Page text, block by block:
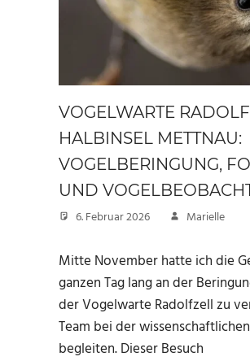
VOGELWARTE
HALBINSEL METTNAU:
VOGELBERINGUNG,
UND
6. Februar 2026 Marielle
Mitte November hatte ich die
ganzen Tag lang an der
der Vogelwarte Radolfzell zu
Team bei der
begleiten. Dieser Besuch